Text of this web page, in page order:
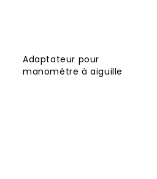
Adaptateur pour
manomètre à aiguille